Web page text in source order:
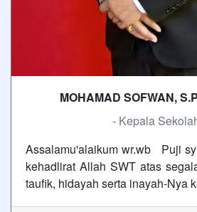
MOHAMAD SOFWAN,
- Kepala
Assalamu'alaikum wr.wb Puji
kehadlirat Allah SWT atas
taufik, hidayah serta inayah-Nya